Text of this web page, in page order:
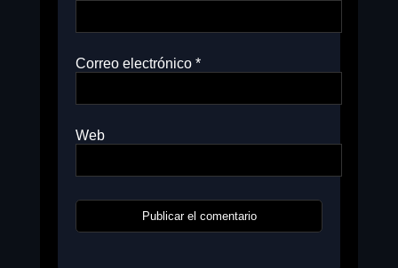
Correo electrónico *
Web